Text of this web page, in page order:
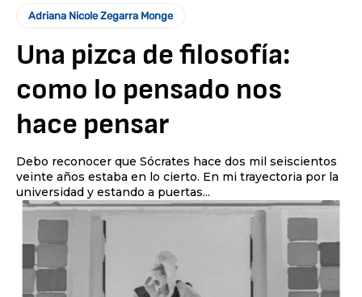
Adriana Nicole Zegarra Monge
Una pizca de filosofía:
como lo pensado nos
hace pensar
Debo reconocer que Sócrates hace dos mil seiscientos
veinte años estaba en lo cierto. En mi trayectoria por la
universidad y estando a puertas...